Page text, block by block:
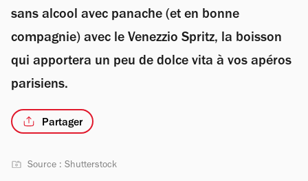
sans alcool avec panache (et en bonne
compagnie) avec le Venezzio Spritz, la boisson
qui apportera un peu de dolce vita à vos apéros
parisiens.
Partager
Source : Shutterstock